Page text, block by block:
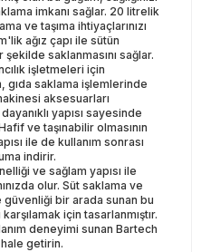
imkanı sağlar. 20 litrelik
ve taşıma ihtiyaçlarınızı
ağız çapı ile sütün
saklanmasını sağlar.
işletmeleri için
gıda saklama işlemlerinde
aksesuarları
yapısı sayesinde
ve taşınabilir olmasının
ile de kullanım sonrası
indirir.
ve sağlam yapısı ile
olur. Süt saklama ve
bir arada sunan bu
için tasarlanmıştır.
deneyimi sunan Bartech
getirin.